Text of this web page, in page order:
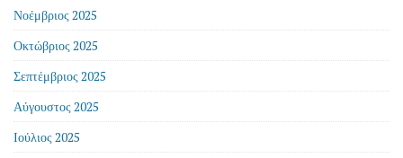
Νοέμβριος 2025
Οκτώβριος 2025
Σεπτέμβριος 2025
Αύγουστος 2025
Ιούλιος 2025